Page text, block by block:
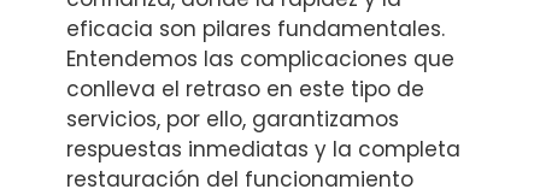
eficacia son pilares fundamentales.
Entendemos las complicaciones que
conlleva el retraso en este tipo de
servicios, por ello, garantizamos
respuestas inmediatas y la completa
restauración del funcionamiento